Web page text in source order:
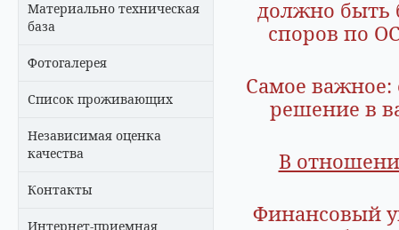
Материально техническая
база
Фотогалерея
Список проживающих
Независимая оценка
качества
Контакты
Интернет-приемная
должно быть
споров по
Самое
решение в
В
Финансовый